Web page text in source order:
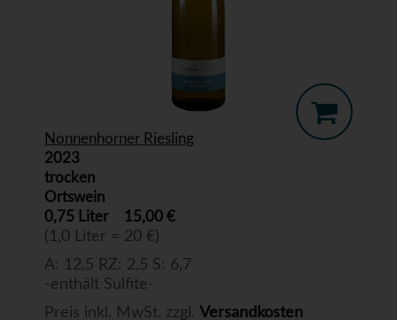
Nonnenhorner Riesling
2023
trocken
Ortswein
0,75 Liter
15,00 €
(1,0 Liter = 20 €)
A: 12,5 RZ: 2,5 S: 6,7
-enthält Sulfite-
Preis inkl. MwSt. zzgl. Versandkosten